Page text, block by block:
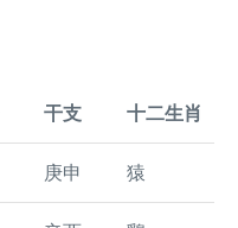
干支 十二生肖
庚申 猿